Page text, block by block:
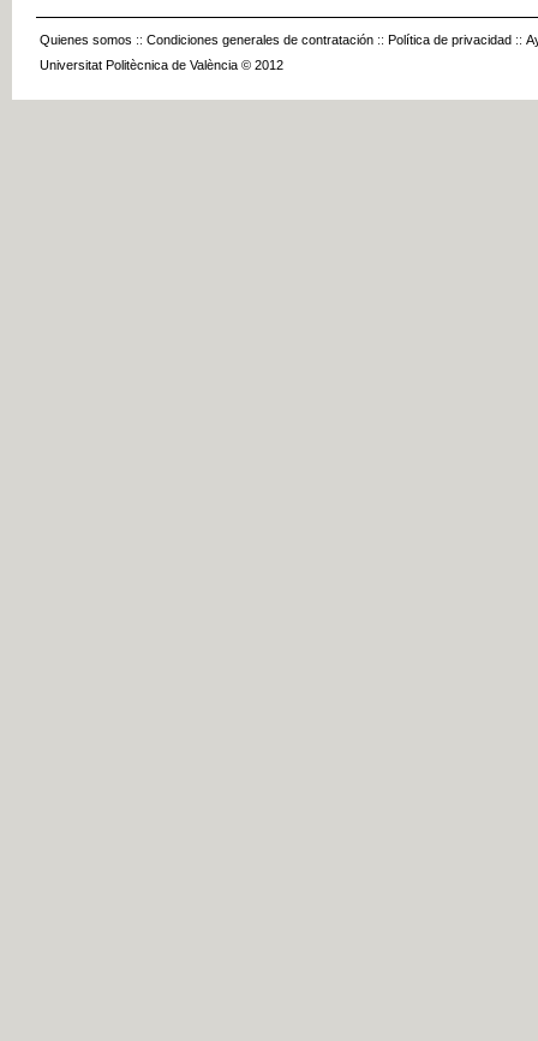
Quienes somos :: Condiciones generales de contratación :: Política de privacidad ::
Universitat Politècnica de València © 2012